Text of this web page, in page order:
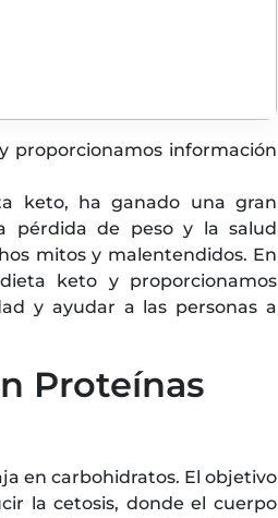
proporcionamos información
keto, ha ganado una gran
pérdida de peso y la salud
mitos y malentendidos. En
keto y proporcionamos
y ayudar a las personas a
Proteínas
en carbohidratos. El objetivo
la cetosis, donde el cuerpo